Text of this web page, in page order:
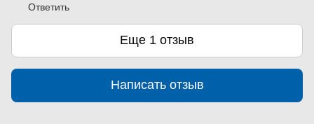
Ответить
Еще 1 отзыв
Написать отзыв